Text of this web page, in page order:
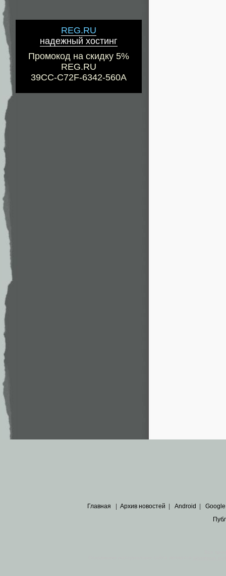
REG.RU
надежный хостинг
Промокод на скидку 5%
REG.RU
39CC-C72F-6342-560A
Главная Архив новостей Android Google